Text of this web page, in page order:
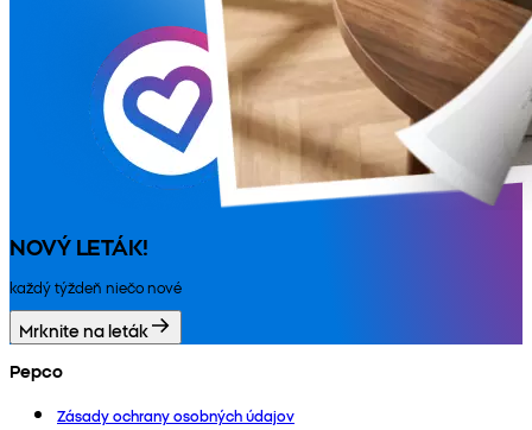
NOVÝ LETÁK!
každý týždeň niečo nové
Mrknite na leták
Pepco
Zásady ochrany osobných údajov